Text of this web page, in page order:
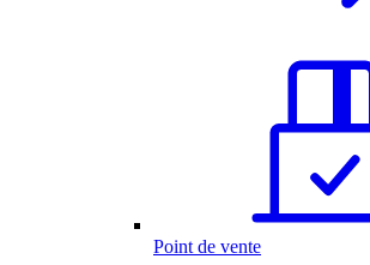
Point de vente